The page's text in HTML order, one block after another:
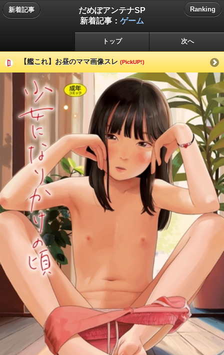
新着記事
だめぽアンテナSP
新着記事： ゲーム
Ranking
トップ 次へ
【艦これ】お昼のママ画像スレ (PickUP!)